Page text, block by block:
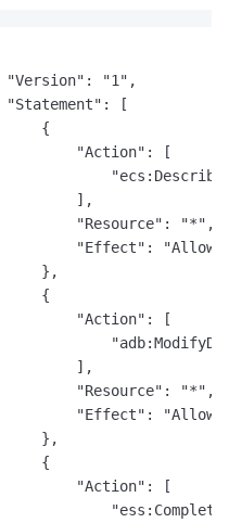
"Version": "1",
"Statement": [
{
"Action": [
],
"Resource": "*",
"Effect": "Allow"
},
{
"Action": [
],
"Resource": "*",
"Effect": "Allow"
},
{
"Action": [